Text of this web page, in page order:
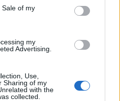
of my
my
Advertising.
Use,
Sharing of my
with the
collected.